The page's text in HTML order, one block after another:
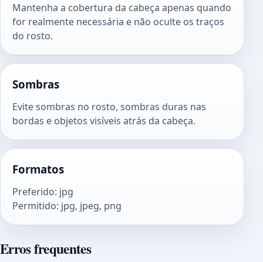
Mantenha a cobertura da cabeça apenas quando
for realmente necessária e não oculte os traços
do rosto.
Sombras
Evite sombras no rosto, sombras duras nas
bordas e objetos visíveis atrás da cabeça.
Formatos
Preferido: jpg
Permitido: jpg, jpeg, png
Erros frequentes